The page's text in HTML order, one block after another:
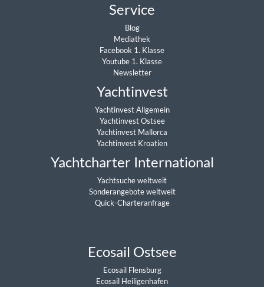
Service
Blog
Mediathek
Facebook 1. Klasse
Youtube 1. Klasse
Newsletter
Yachtinvest
Yachtinvest Allgemein
Yachtinvest Ostsee
Yachtinvest Mallorca
Yachtinvest Kroatien
Yachtcharter International
Yachtsuche weltweit
Sonderangebote weltweit
Quick-Charteranfrage
Ecosail Ostsee
Ecosail Flensburg
Ecosail Heiligenhafen